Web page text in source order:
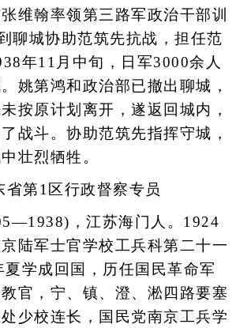
维翰率领第三路军政治干部训
聊城协助范筑先抗战，担任范
年11月中旬，日军3000余人
姚第鸿和政治部已撤出聊城，
按原计划离开，遂返回城内，
战斗。协助范筑先指挥守城，
壮烈牺牲。
第1区行政督察专员
，江苏海门人。1924
陆军士官学校工兵科第二十一
学成回国，历任国民革命军
官，宁、镇、澄、淞四路要塞
少校连长，国民党南京工兵学